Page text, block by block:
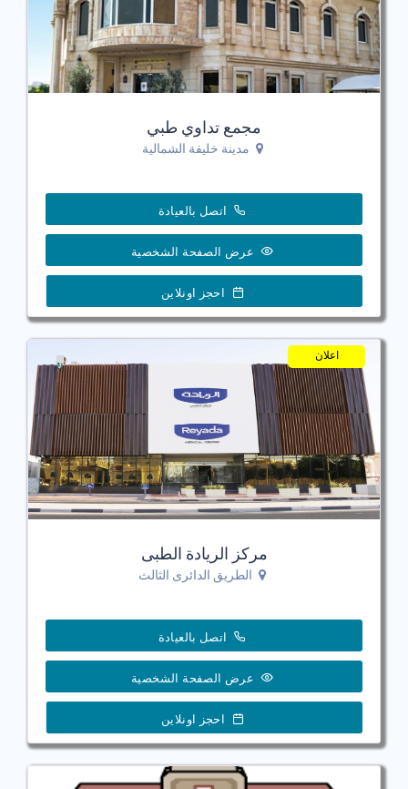
مجمع تداوي طبي
مدينة خليفة الشمالية
اتصل بالعيادة
عرض الصفحة الشخصية
احجز اونلاين
اعلان
مركز الريادة الطبى
الطريق الدائرى الثالث
اتصل بالعيادة
عرض الصفحة الشخصية
احجز اونلاين